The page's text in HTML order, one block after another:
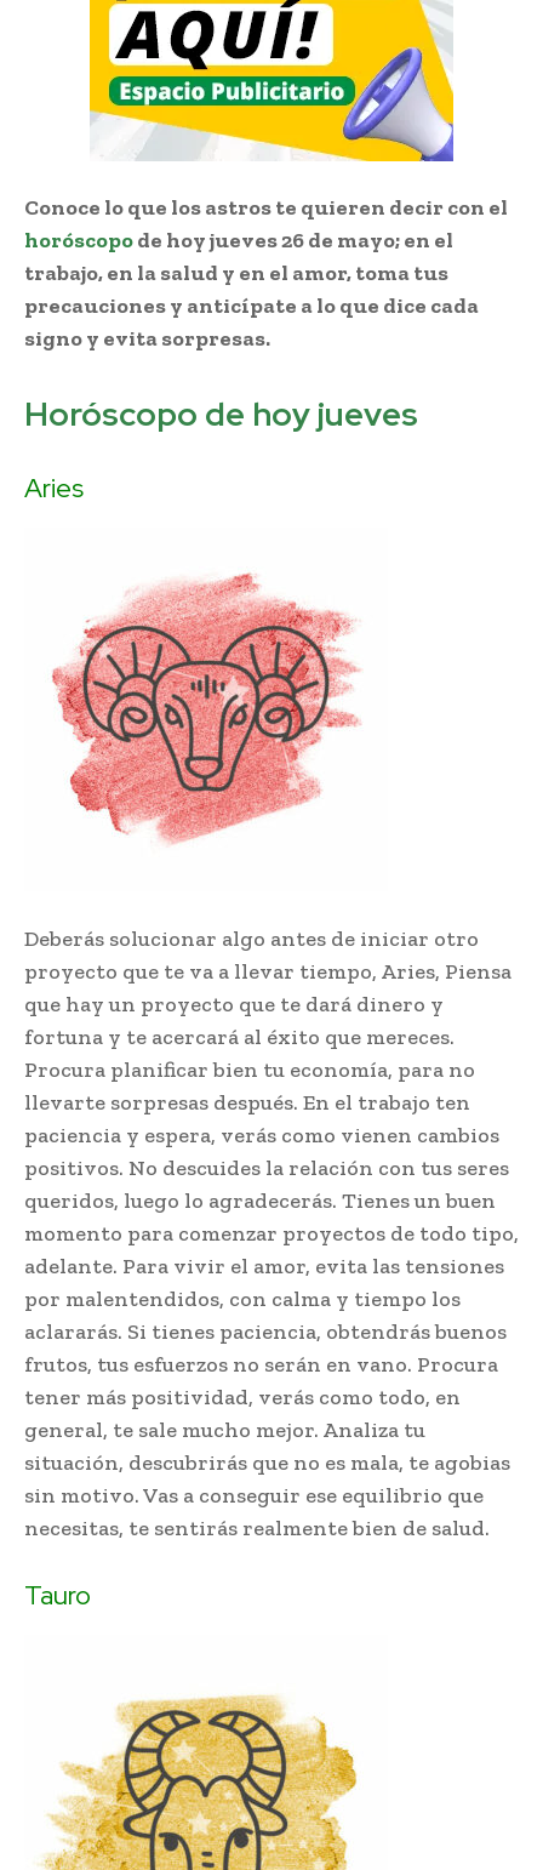
Conoce lo que los astros te quieren decir con el
horóscopode hoy jueves 26 de mayo; en el
trabajo, en la salud y en el amor, toma tus
precauciones y anticípate a lo que dice cada
signo y evita sorpresas.
Horóscopo de hoy jueves
Aries
Deberás solucionar algo antes de iniciar otro
proyecto que te va a llevar tiempo, Aries, Piensa
que hay un proyecto que te dará dinero y
fortuna y te acercará al éxito que mereces.
Procura planificar bien tu economía, para no
llevarte sorpresas después. En el trabajo ten
paciencia y espera, verás como vienen cambios
positivos. No descuides la relación con tus seres
queridos, luego lo agradecerás. Tienes un buen
momento para comenzar proyectos de todo tipo,
adelante. Para vivir el amor, evita las tensiones
por malentendidos, con calma y tiempo los
aclararás. Si tienes paciencia, obtendrás buenos
frutos, tus esfuerzos no serán en vano. Procura
tener más positividad, verás como todo, en
general, te sale mucho mejor. Analiza tu
situación, descubrirás que no es mala, te agobias
sin motivo. Vas a conseguir ese equilibrio que
necesitas, te sentirás realmente bien de salud.
Tauro